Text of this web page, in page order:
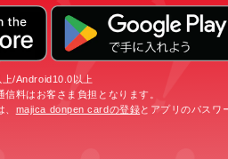
/Android10.0以上
料はお客さま負担となります。
majica donpen cardの登録とアプリのパスワ